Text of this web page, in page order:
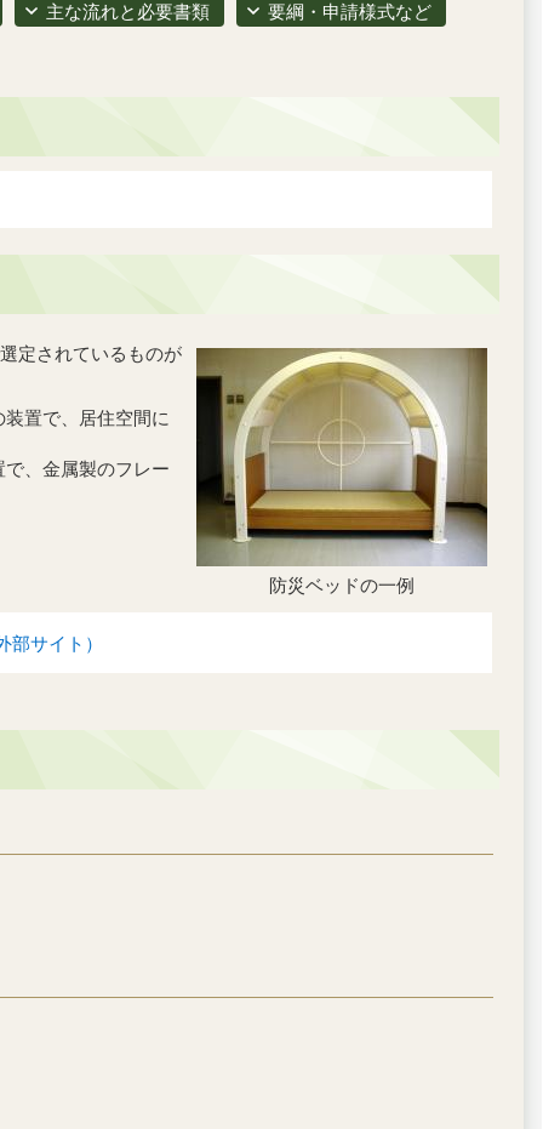
主な流れと必要書類
要綱・申請様式など
防災ベッドの一例
定されているものが
置で、居住空間に
、金属製のフレー
サイト）